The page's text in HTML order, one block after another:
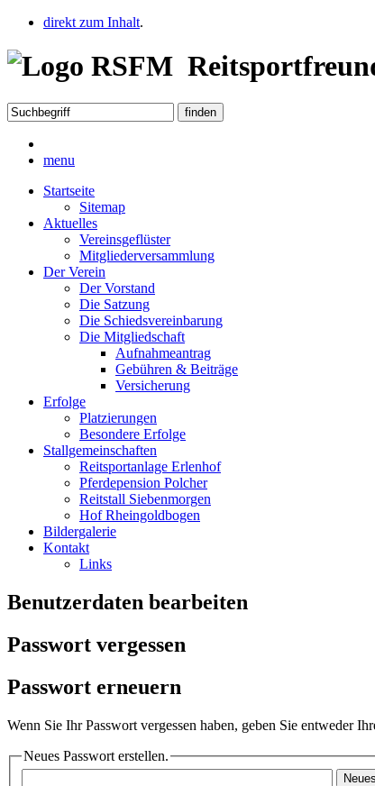
direkt zum Inhalt.
menu
Startseite
Sitemap
Aktuelles
Vereinsgeflüster
Mitgliederversammlung
Der Verein
Der Vorstand
Die Satzung
Die Schiedsvereinbarung
Die Mitgliedschaft
Aufnahmeantrag
Gebühren & Beiträge
Versicherung
Erfolge
Platzierungen
Besondere Erfolge
Stallgemeinschaften
Reitsportanlage Erlenhof
Pferdepension Polcher
Reitstall Siebenmorgen
Hof Rheingoldbogen
Bildergalerie
Kontakt
Links
Benutzerdaten bearbeiten
Passwort vergessen
Passwort erneuern
Wenn Sie Ihr Passwort vergessen haben, geben Sie entweder
Neues Passwort erstellen.